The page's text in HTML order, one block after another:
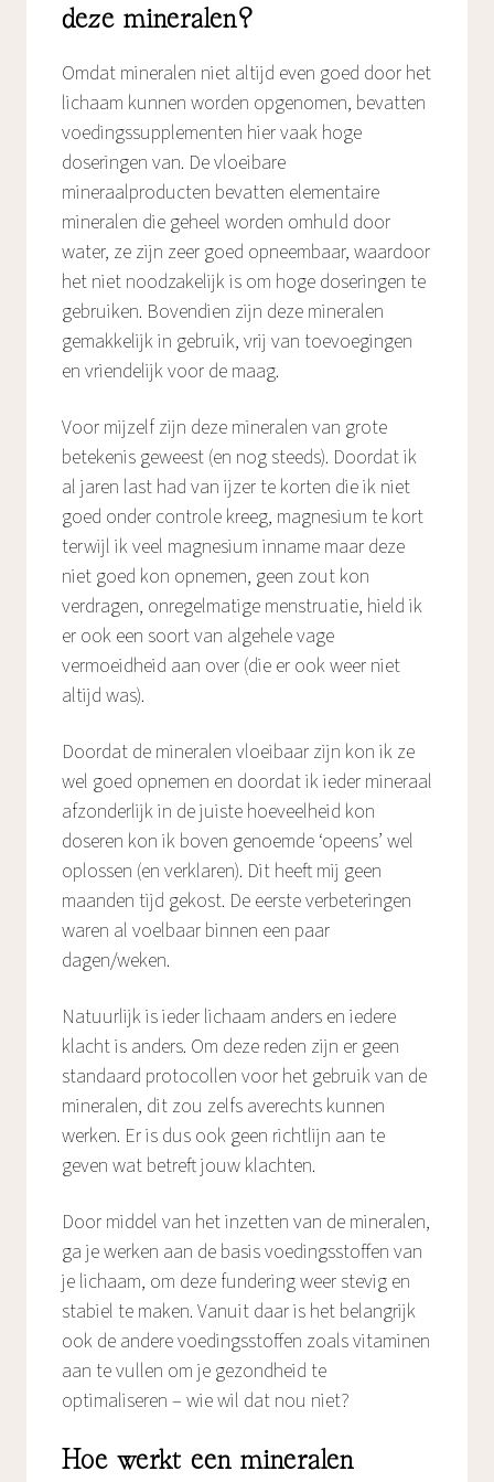
deze mineralen?
Omdat mineralen niet altijd even goed door het
lichaam kunnen worden opgenomen, bevatten
voedingssupplementen hier vaak hoge
doseringen van. De vloeibare
mineraalproducten bevatten elementaire
mineralen die geheel worden omhuld door
water, ze zijn zeer goed opneembaar, waardoor
het niet noodzakelijk is om hoge doseringen te
gebruiken. Bovendien zijn deze mineralen
gemakkelijk in gebruik, vrij van toevoegingen
en vriendelijk voor de maag.
Voor mijzelf zijn deze mineralen van grote
betekenis geweest (en nog steeds). Doordat ik
al jaren last had van ijzer te korten die ik niet
goed onder controle kreeg, magnesium te kort
terwijl ik veel magnesium inname maar deze
niet goed kon opnemen, geen zout kon
verdragen, onregelmatige menstruatie, hield ik
er ook een soort van algehele vage
vermoeidheid aan over (die er ook weer niet
altijd was).
Doordat de mineralen vloeibaar zijn kon ik ze
wel goed opnemen en doordat ik ieder mineraal
afzonderlijk in de juiste hoeveelheid kon
doseren kon ik boven genoemde ‘opeens’ wel
oplossen (en verklaren). Dit heeft mij geen
maanden tijd gekost. De eerste verbeteringen
waren al voelbaar binnen een paar
dagen/weken.
Natuurlijk is ieder lichaam anders en iedere
klacht is anders. Om deze reden zijn er geen
standaard protocollen voor het gebruik van de
mineralen, dit zou zelfs averechts kunnen
werken. Er is dus ook geen richtlijn aan te
geven wat betreft jouw klachten.
Door middel van het inzetten van de mineralen,
ga je werken aan de basis voedingsstoffen van
je lichaam, om deze fundering weer stevig en
stabiel te maken. Vanuit daar is het belangrijk
ook de andere voedingsstoffen zoals vitaminen
aan te vullen om je gezondheid te
optimaliseren – wie wil dat nou niet?
Hoe werkt een mineralen